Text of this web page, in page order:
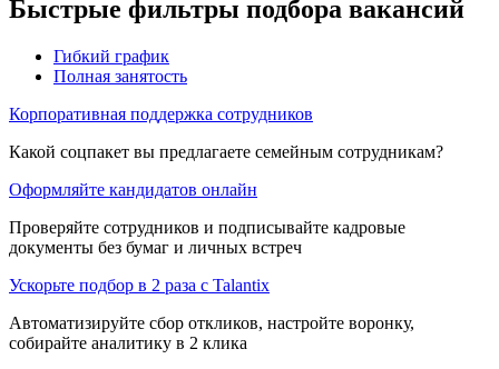
Быстрые фильтры подбора вакансий
Гибкий график
Полная занятость
Корпоративная поддержка сотрудников
Какой соцпакет вы предлагаете семейным сотрудникам?
Оформляйте кандидатов онлайн
Проверяйте сотрудников и подписывайте кадровые
документы без бумаг и личных встреч
Ускорьте подбор в 2 раза с Talantix
Автоматизируйте сбор откликов, настройте воронку,
собирайте аналитику в 2 клика